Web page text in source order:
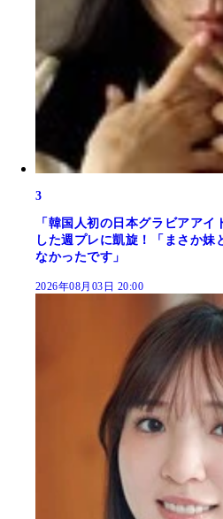
3
「韓国人初の日本グラビアア
した週プレに凱旋！「まさか
なかったです」
2026年08月03日 20:00